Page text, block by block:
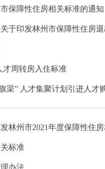
保障性住房相关标准的通知
于印发林州市保障性住房
才周转房入住标准
渠” 人才集聚计划引进人才
林州市2021年度保障性住
标准
办法